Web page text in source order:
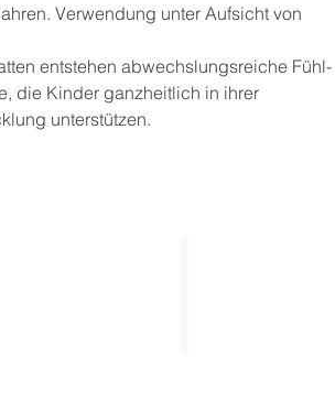
Verwendung unter Aufsicht von
entstehen abwechslungsreiche Fühl-
die Kinder ganzheitlich in ihrer
unterstützen.